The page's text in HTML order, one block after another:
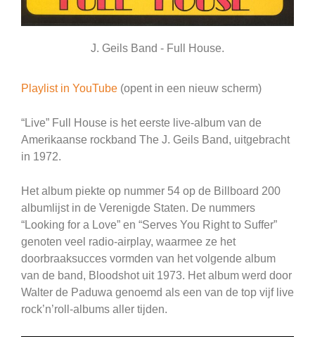
J. Geils Band - Full House.
Playlist in YouTube (opent in een nieuw scherm)
“Live” Full House is het eerste live-album van de
Amerikaanse rockband The J. Geils Band, uitgebracht
in 1972.
Het album piekte op nummer 54 op de Billboard 200
albumlijst in de Verenigde Staten. De nummers
“Looking for a Love” en “Serves You Right to Suffer”
genoten veel radio-airplay, waarmee ze het
doorbraaksucces vormden van het volgende album
van de band, Bloodshot uit 1973. Het album werd door
Walter de Paduwa genoemd als een van de top vijf live
rock’n’roll-albums aller tijden.